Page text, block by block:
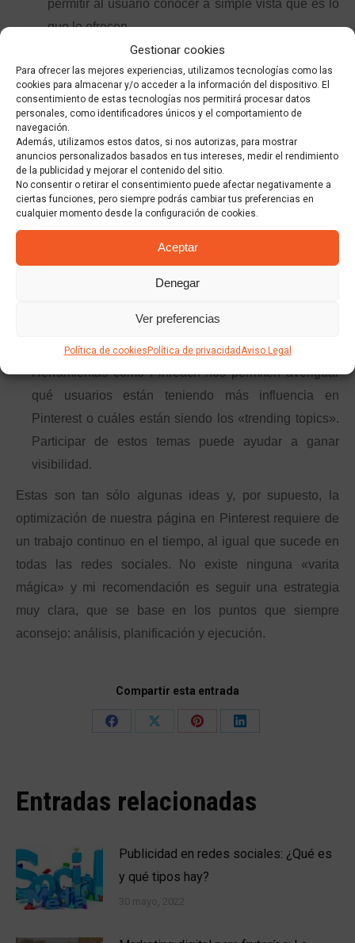
Gestionar cookies
Para ofrecer las mejores experiencias, utilizamos tecnologías como las
cookies para almacenar y/o acceder a la información del dispositivo. El
consentimiento de estas tecnologías nos permitirá procesar datos
personales, como identificadores únicos y el comportamiento de
navegación.
Además, utilizamos estos datos, si nos autorizas, para mostrar
anuncios personalizados basados en tus intereses, medir el rendimiento
de la publicidad y mejorar el contenido del sitio.
No consentir o retirar el consentimiento puede afectar negativamente a
ciertas funciones, pero siempre podrás cambiar tus preferencias en
cualquier momento desde la configuración de cookies.
Aceptar
Denegar
Ver preferencias
Política de cookiesPolítica de privacidad Aviso Legal
permitir al usuario conocer a simple vista qué es lo
que le ofrecen.
Integra Pinterest con tu página web.
botón «pinear» o «sígueme en pinterest» en tu web
o blog ayudará a incrementar la audiencia de tus
tableros y puede facilitar también que los usuarios
«pineen» contenidos que les hayan gustado.
Crea interacción con tus seguidores. Como en
cualquier otra red social, en Pinterest no se trata de
participar en la red, compartiendo, valorando y
mismo con nosotros.
Localiza a los usuarios y temas influyentes.
Herramientas como Pinreach nos permiten averiguar
qué usuarios están teniendo más influencia en
Pinterest o cuáles están siendo los «trending topics».
Participar de estos temas puede ayudar a ganar
visibilidad.
Estas son tan sólo algunas ideas y, por supuesto, la
optimización de nuestra página en Pinterest requiere de
un trabajo continuo en el tiempo, al igual que sucede en
todas las redes sociales. No existe ninguna «varita
mágica» y mi recomendación es seguir una estrategia
muy clara, que se base en los puntos que siempre
aconsejo: análisis, planificación y ejecución.
Compartir esta entrada
Share
Share
Share
Share
Entradas relacionadas
Publicidad en redes sociales: ¿Qué es
y qué tipos hay?